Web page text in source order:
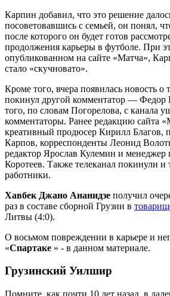
Карпин добавил, что это решение
посоветовавшись с семьей, он понял,
после которого он будет готов
продолжения карьеры в футболе. При
опубликованном на сайте «Матча»,
стало «скучновато».
Кроме того, вчера появилась новость
покинул другой комментатор — Федор
того, по словам Погорелова, с канала
комментаторы. Ранее редакцию сайта
креативный продюсер Кирилл Благов,
Карпов, корреспонденты Леонид
редактор Ярослав Кулемин и менеджер
Коротеев. Также телеканал покинули и
работники.
Хавбек Джано Ананидзе получил
раз в составе сборной Грузии в
Литвы (4:0).
О восьмом повреждении в карьере и
«Спартаке » - в данном материале.
Грузинский Уилшир
Помните, как почти 10 лет назад, в